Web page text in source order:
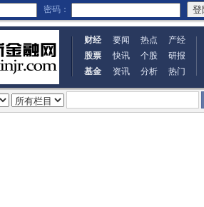
密码：
财经 要闻 热点
产经
股票
快讯 个股
研报
基金
资讯 分析 热门